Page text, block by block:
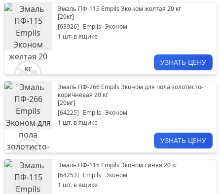
Эмаль ПФ-115 Empils Эконом желтая 20 кг
[20кг]
[63926] Empils Эконом
1 шт. в ящике
УЗНАТЬ ЦЕНУ
Эмаль ПФ-266 Empils Эконом для пола золотисто-
коричневая 20 кг
[20мг]
[64225] Empils Эконом
1 шт. в ящике
УЗНАТЬ ЦЕНУ
Эмаль ПФ-115 Empils Эконом синяя 20 кг
[64253] Empils Эконом
1 шт. в ящике